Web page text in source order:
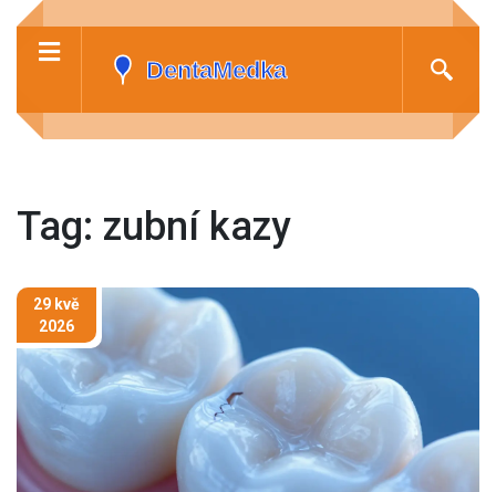
Tag: zubní kazy
29 kvě
2026